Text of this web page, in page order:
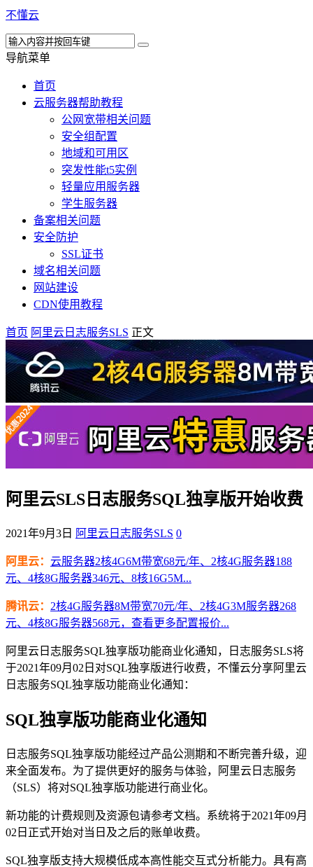
不懂云
导航菜单
首页
云服务器帮助教程
公网宽带相关问题
安全组配置
地域和可用区
突发性能t5实例
轻量应用服务器
学生服务器
备案相关问题
安全防护
SSL证书
域名相关问题
网站建设
CDN使用教程
首页 阿里云日志服务SLS 正文
阿里云SLS日志服务SQL独享版开始收费
2021年9月3日 阿里云日志服务SLS 0
阿里云： 云服务器2核4G6M带宽68元/年、2核4G服务器188
元、4核8G服务器346元、8核16G5M...
腾讯云： 2核4G服务器8M带宽70元/年、2核4G3M服务器268
元、4核8G服务器568元，查看更多配置报价...
阿里云日志服务SQL独享版功能商业化通知，日志服务SLS将
于2021年09月02日对SQL独享版进行收费，不懂云分享阿里云
日志服务SQL独享版功能商业化通知：
SQL独享版功能商业化通知
日志服务SQL独享版功能经过产品公测期和不断完善升级，迎
来全面发布。为了提供更好的服务与体验，阿里云日志服务
（SLS）将对SQL独享版功能进行商业化。
新功能的计费规则及资源包请参考文档。系统将于2021年09月
02日正式开始对当日及之后的账单收费。
SQL独享版支持大规模低成本高性能交互式分析能力。具有高